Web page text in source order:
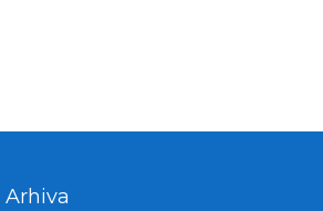
Arhiva